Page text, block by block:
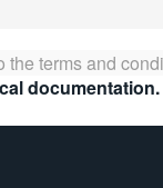
terms and